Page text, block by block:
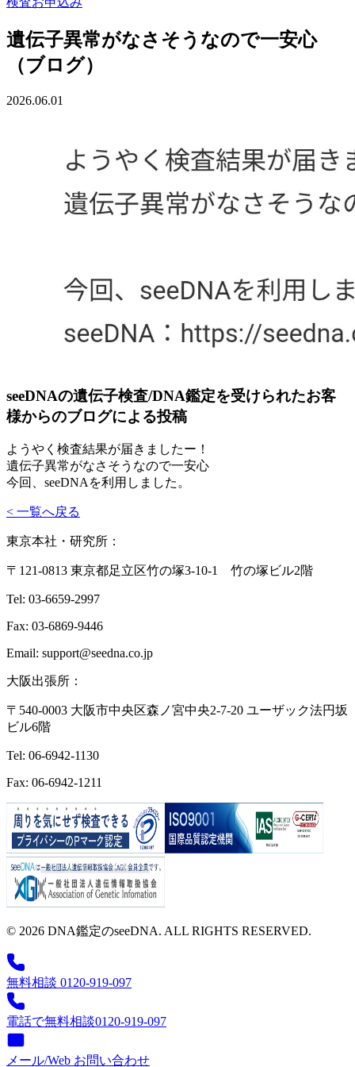
遺伝子異常がなさそうなので一安心
（ブログ）
2026.06.01
seeDNAの遺伝子検査/DNA鑑定を受けられたお客
様からのブログによる投稿
ようやく検査結果が届きましたー！
遺伝子異常がなさそうなので一安心
今回、seeDNAを利用しました。
< 一覧へ戻る
東京本社・研究所：
〒121-0813 東京都足立区竹の塚3-10-1 竹の塚ビル2階
Tel: 03-6659-2997
Fax: 03-6869-9446
Email: support@seedna.co.jp
大阪出張所：
〒540-0003 大阪市中央区森ノ宮中央2-7-20 ユーザック法円坂
ビル6階
Tel: 06-6942-1130
Fax: 06-6942-1211
© 2026 DNA鑑定のseeDNA. ALL RIGHTS RESERVED.
無料相談 0120-919-097
電話で無料相談0120-919-097
メール/Web お問い合わせ